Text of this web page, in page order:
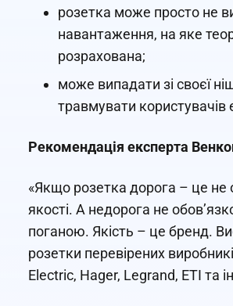
розетка може просто не
навантаження, на яке
розрахована;
може випадати зі своєї
травмувати
Рекомендація експерта
«Якщо розетка дорога – це не
якості. А недорога не
поганою. Якість – це бренд.
розетки перевірених
Electric, Hager, Legrand, ETI та